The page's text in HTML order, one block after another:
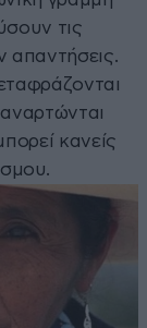
τις
απαντήσεις.
κανείς